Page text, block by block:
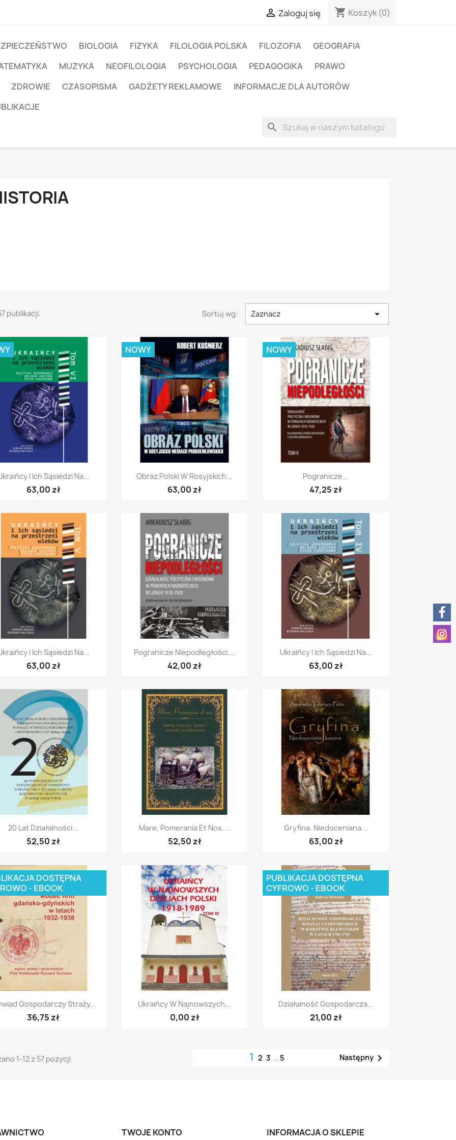
 Zaloguj się shopping_cart Koszyk (0)
BIOLOGIA FIZYKA FILOLOGIA POLSKA FILOZOFIA
GEOGRAFIA
MUZYKA NEOFILOLOGIA PSYCHOLOGIA PEDAGOGIKA
PRAWO
ZDROWIE CZASOPISMA GADŻETY REKLAMOWE
INFORMACJE DLA AUTORÓW
search
publikacji. Sortuj wg: Zaznacz 
Szybki podgląd
I Ich Sąsiedzi Na...
63,00 zł
Szybki podgląd
Obraz Polski W Rosyjskich...
63,00 zł
NOWY
Szybki podgląd
Pogranicze...
47,25 zł
NOWY
Szybki podgląd
I Ich Sąsiedzi Na...
63,00 zł
Szybki podgląd
Pogranicze Niepodległości....
42,00 zł
Szybki podgląd
Ukraińcy I Ich Sąsiedzi Na...
63,00 zł
Szybki podgląd
20 Lat Działalności...
52,50 zł
 Szybki podgląd
Mare, Pomerania Et Nos....
52,50 zł
Szybki podgląd
Gryfina. Niedoceniana...
63,00 zł
Szybki podgląd
Gospodarczy Straży...
36,75 zł
DOSTĘPNA
- EBOOK
Szybki podgląd
Ukraińcy W Najnowszych...
0,00 zł
Szybki podgląd
Działalność Gospodarcza...
21,00 zł
PUBLIKACJA DOSTĘPNA
CYFROWO - EBOOK
1-12 z 57 pozycji 1 2 3 … 5 Następny
TWOJE KONTO INFORMACJA O SKLEPIE